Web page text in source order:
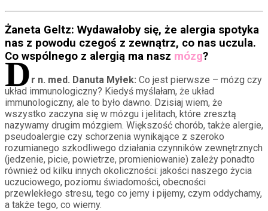
Żaneta Geltz: Wydawałoby się, że alergia spotyka
nas z powodu czegoś z zewnątrz, co nas uczula.
Co wspólnego z alergią ma nasz mózg?
D r n. med. Danuta Myłek: Co jest pierwsze – mózg czy
układ immunologiczny? Kiedyś myślałam, że układ
immunologiczny, ale to było dawno. Dzisiaj wiem, że
wszystko zaczyna się w mózgu i jelitach, które zresztą
nazywamy drugim mózgiem. Większość chorób, także alergie,
pseudoalergie czy schorzenia wynikające z szeroko
rozumianego szkodliwego działania czynników zewnętrznych
(jedzenie, picie, powietrze, promieniowanie) zależy ponadto
również od kilku innych okoliczności: jakości naszego życia
uczuciowego, poziomu świadomości, obecności
przewlekłego stresu, tego co jemy i pijemy, czym oddychamy,
a także tego, co wiemy.